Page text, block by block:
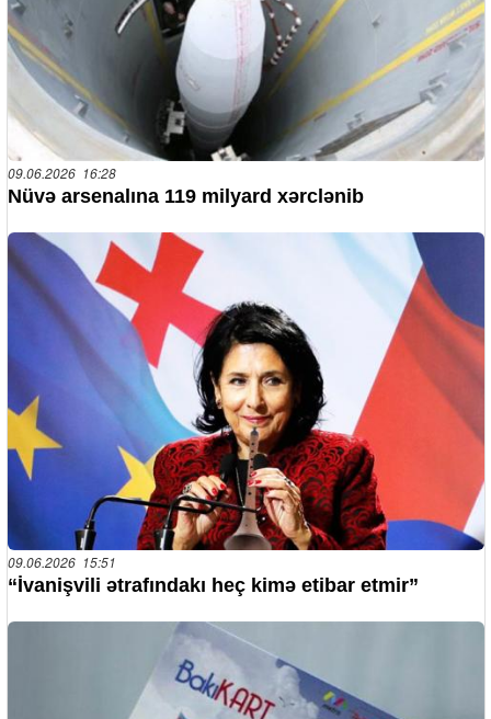
09.06.2026 16:28
Nüvə arsenalına 119 milyard xərclənib
09.06.2026 15:51
“İvanişvili ətrafındakı heç kimə etibar etmir”